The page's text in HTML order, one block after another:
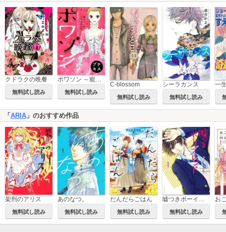
クドラクの晩餐
無料試し読み 無料試し読み
C-blossom
無料試し読み
シーラカンス
無料試し読み
「 ARIA 」のおすすめ作品
架刑のアリス
無料試し読み
あのなつ。
無料試し読み
だんだらごはん
無料試し読み
嘘つきボーイフレンド
無料試し読み